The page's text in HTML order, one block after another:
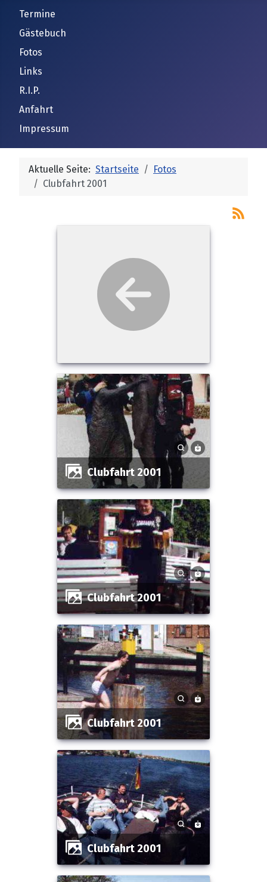
Termine
Gästebuch
Fotos
Links
R.I.P.
Anfahrt
Impressum
Aktuelle Seite: Startseite
Fotos
Clubfahrt 2001
Clubfahrt 2001
Clubfahrt 2001
Clubfahrt 2001
Clubfahrt 2001